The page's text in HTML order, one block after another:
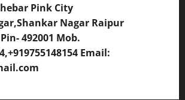
Pink City
Nagar Raipur
492001 Mob.
Email: